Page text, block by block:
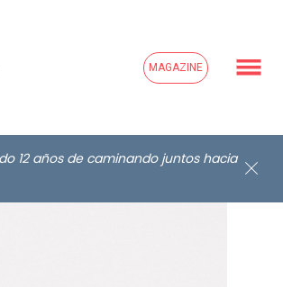
MAGAZINE
12 años de caminando juntos hacia